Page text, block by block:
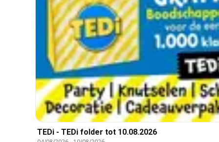
TEDi - TEDi folder tot 10.08.2026